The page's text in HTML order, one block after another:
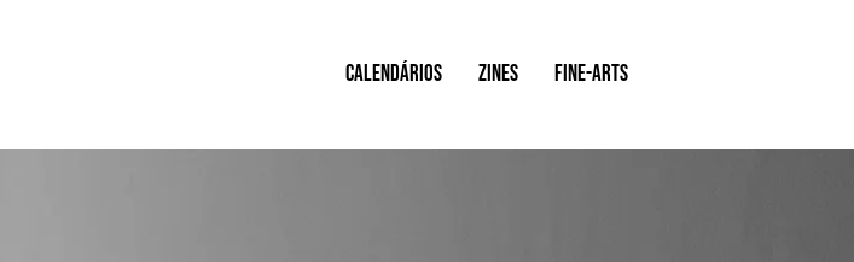
Calendários ZINES FINE-ARTS